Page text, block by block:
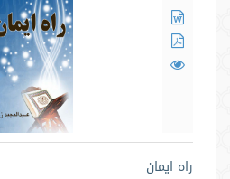
راه ایمان